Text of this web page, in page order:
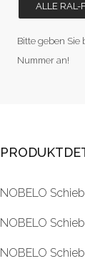
ALLE RAL-
Bitte geben Sie
Nummer an!
NOBELO
NOBELO
NOBELO